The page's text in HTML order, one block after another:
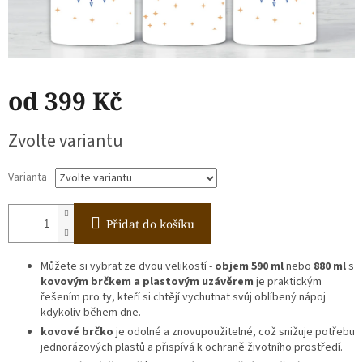
od 399 Kč
cena:
Zvolte variantu
Varianta
Přidat do košíku
Můžete si vybrat ze dvou velikostí - objem 590 mlnebo 880 mls
kovovým brčkem a plastovým uzávěrem je praktickým
řešením pro ty, kteří si chtějí vychutnat svůj oblíbený nápoj
kdykoliv během dne.
kovové brčko je odolné a znovupoužitelné, což snižuje potřebu
jednorázových plastů a přispívá k ochraně životního prostředí.